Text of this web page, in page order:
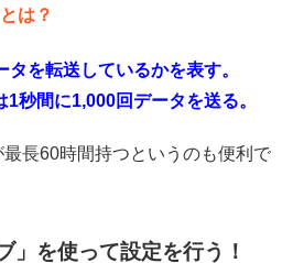
は？
タを転送しているかを表す。
1秒間に1,000回データを送る。
長60時間持つというのも便利で
」を使って設定を行う！